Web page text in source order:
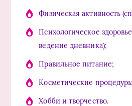
Физическая активность
Психологическое
ведение дневника);
Правильное питание;
Косметические
Хобби и творчество.